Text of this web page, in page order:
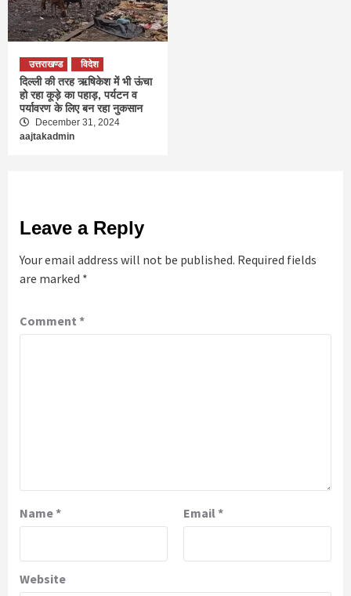
उत्तराखण्ड विदेश
दिल्‍ली की तरह ऋषिकेश में भी ऊंचा
हो रहा कूड़े का पहाड़, पर्यटन व
पर्यावरण के लिए बन रहा नुकसान
December 31, 2024
aajtakadmin
Leave a Reply
Your email address will not be published. Required fields
are marked *
Comment *
Name* Email *
Website